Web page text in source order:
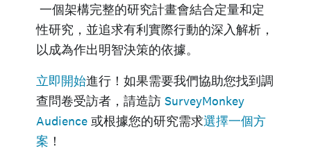
一個架構完整的研究計畫會結合定量和定
性研究，並追求有利實際行動的深入解析，
以成為作出明智決策的依據。
立即開始進行！如果需要我們協助您找到調
查問卷受訪者，請造訪 SurveyMonkey
Audience 或根據您的研究需求選擇一個方
案 ！